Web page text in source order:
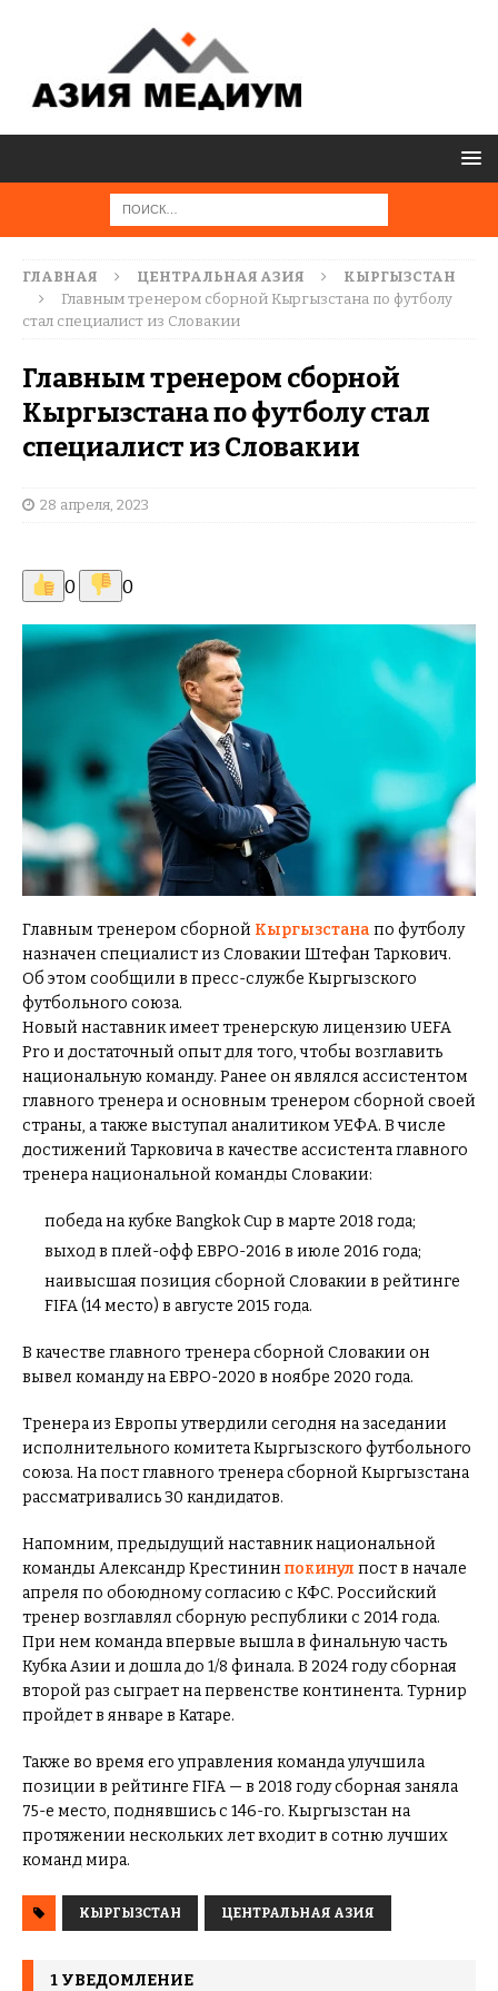
ГЛАВНАЯ ЦЕНТРАЛЬНАЯ АЗИЯ
КЫРГЫЗСТАН
Главным тренером сборной Кыргызстана по футболу
стал специалист из Словакии
Главным тренером сборной
Кыргызстана по футболу стал
специалист из Словакии
28 апреля, 2023
0 0
Главным тренером сборной Кыргызстана по футболу
назначен специалист из Словакии Штефан Таркович.
Об этом сообщили в пресс-службе Кыргызского
футбольного союза.
Новый наставник имеет тренерскую лицензию UEFA
Pro и достаточный опыт для того, чтобы возглавить
национальную команду. Ранее он являлся ассистентом
главного тренера и основным тренером сборной своей
страны, а также выступал аналитиком УЕФА. В числе
достижений Тарковича в качестве ассистента главного
тренера национальной команды Словакии:
победа на кубке Bangkok Cup в марте 2018 года;
выход в плей-офф ЕВРО-2016 в июле 2016 года;
наивысшая позиция сборной Словакии в рейтинге
FIFA (14 место) в августе 2015 года.
В качестве главного тренера сборной Словакии он
вывел команду на ЕВРО-2020 в ноябре 2020 года.
Тренера из Европы утвердили сегодня на заседании
исполнительного комитета Кыргызского футбольного
союза. На пост главного тренера сборной Кыргызстана
рассматривались 30 кандидатов.
Напомним, предыдущий наставник национальной
команды Александр Крестинин покинул пост в начале
апреля по обоюдному согласию с КФС. Российский
тренер возглавлял сборную республики с 2014 года.
При нем команда впервые вышла в финальную часть
Кубка Азии и дошла до 1/8 финала. В 2024 году сборная
второй раз сыграет на первенстве континента. Турнир
пройдет в январе в Катаре.
Также во время его управления команда улучшила
позиции в рейтинге FIFA — в 2018 году сборная заняла
75-е место, поднявшись с 146-го. Кыргызстан на
протяжении нескольких лет входит в сотню лучших
команд мира.
КЫРГЫЗСТАН ЦЕНТРАЛЬНАЯ АЗИЯ
1 УВЕДОМЛЕНИЕ